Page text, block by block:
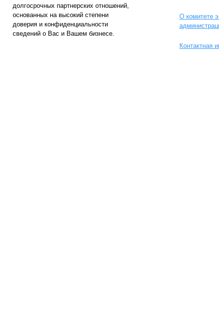
долгосрочных партнерских отношений,
основанных на высокий степени
доверия и конфиденциальности
сведений о Вас и Вашем бизнесе.
О комитете
Контактная